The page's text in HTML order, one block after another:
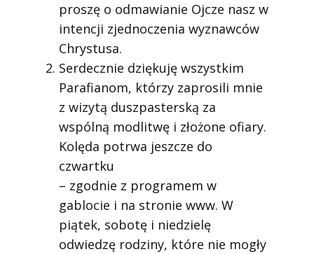
proszę o odmawianie Ojcze nasz w
intencji zjednoczenia wyznawców
Chrystusa.
Serdecznie dziękuję wszystkim
Parafianom, którzy zaprosili mnie
z wizytą duszpasterską za
wspólną modlitwę i złożone ofiary.
Kolęda potrwa jeszcze do
czwartku
– zgodnie z programem w
gablocie i na stronie www. W
piątek, sobotę i niedzielę
odwiedzę rodziny, które nie mogły